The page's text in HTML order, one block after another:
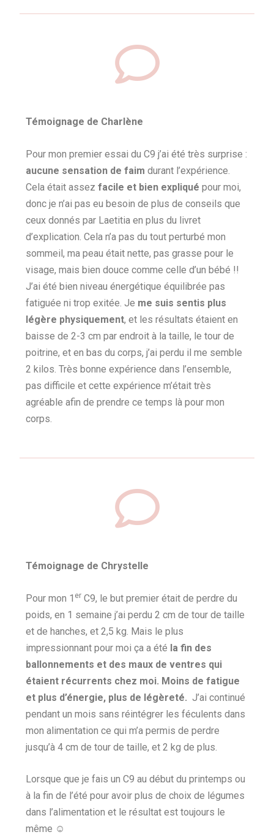
Témoignage de Charlène
Pour mon premier essai du C9 j’ai été très surprise :
aucune sensation de faim durant l’expérience.
Cela était assezfacile et bien expliqué pour moi,
donc je n’ai pas eu besoin de plus de conseils que
ceux donnés par Laetitia en plus du livret
d’explication. Cela n’a pas du tout perturbé mon
sommeil, ma peau était nette, pas grasse pour le
visage, mais bien douce comme celle d’un bébé !!
J’ai été bien niveau énergétique équilibrée pas
fatiguée ni trop exitée. Je me suis sentis plus
légère physiquement, et les résultats étaient en
baisse de 2-3 cm par endroit à la taille, le tour de
poitrine, et en bas du corps, j’ai perdu il me semble
2 kilos. Très bonne expérience dans l’ensemble,
pas difficile et cette expérience m’était très
agréable afin de prendre ce temps là pour mon
corps.
Témoignage de Chrystelle
Pour mon 1 er C9, le but premier était de perdre du
poids, en 1 semaine j’ai perdu 2 cm de tour de taille
et de hanches, et 2,5 kg. Mais le plus
impressionnant pour moi ça a été la fin des
ballonnements et des maux de ventres qui
étaient récurrents chez moi. Moins de fatigue
et plus d’énergie, plus de légèreté. J’ai continué
pendant un mois sans réintégrer les féculents dans
mon alimentation ce qui m’a permis de perdre
jusqu’à 4 cm de tour de taille, et 2 kg de plus.
Lorsque que je fais un C9 au début du printemps ou
à la fin de l’été pour avoir plus de choix de légumes
dans l’alimentation et le résultat est toujours le
même ☺